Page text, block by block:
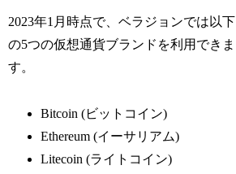
2023年1月時点で、ベラジョンでは以下
の5つの仮想通貨ブランドを利用できま
す。
Bitcoin (ビットコイン)
Ethereum (イーサリアム)
Litecoin (ライトコイン)